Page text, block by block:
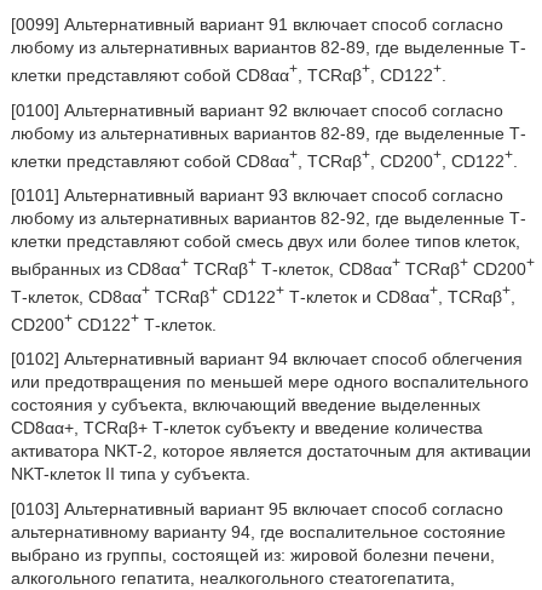
[0099] Альтернативный вариант 91 включает способ согласно
любому из альтернативных вариантов 82-89, где выделенные Т-
клетки представляют собой CD8αα+, TCRαβ+, CD122+.
[0100] Альтернативный вариант 92 включает способ согласно
любому из альтернативных вариантов 82-89, где выделенные Т-
клетки представляют собой CD8αα+, TCRαβ+, CD200+, CD122+.
[0101] Альтернативный вариант 93 включает способ согласно
любому из альтернативных вариантов 82-92, где выделенные Т-
клетки представляют собой смесь двух или более типов клеток,
выбранных из CD8αα+TCRαβ+Т-клеток, CD8αα+TCRαβ+CD200+
Т-клеток, CD8αα+TCRαβ+CD122+Т-клеток и CD8αα+, TCRαβ+,
CD200+CD122+Т-клеток.
[0102] Альтернативный вариант 94 включает способ облегчения
или предотвращения по меньшей мере одного воспалительного
состояния у субъекта, включающий введение выделенных
CD8αα+, TCRαβ+ Т-клеток субъекту и введение количества
активатора NKT-2, которое является достаточным для активации
NKT-клеток II типа у субъекта.
[0103] Альтернативный вариант 95 включает способ согласно
альтернативному варианту 94, где воспалительное состояние
выбрано из группы, состоящей из: жировой болезни печени,
алкогольного гепатита, неалкогольного стеатогепатита,